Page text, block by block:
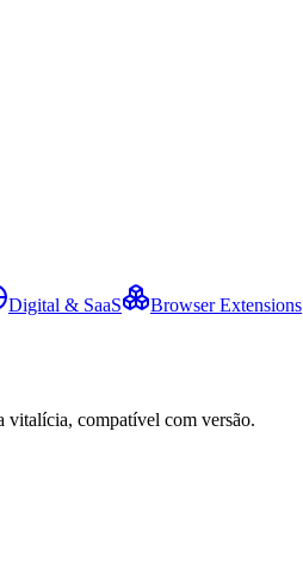
Digital & SaaS Browser Extensions
vitalícia, compatível com versão.